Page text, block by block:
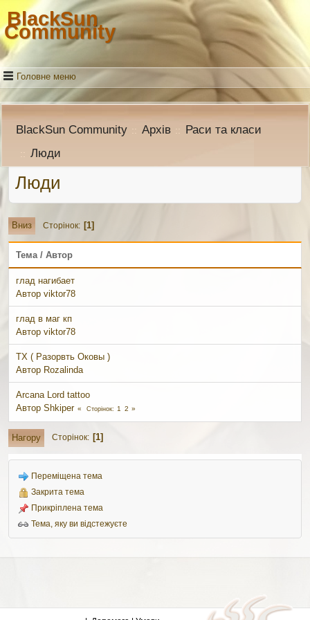
BlackSun
Community
Головне меню
BlackSun Community :: Архів :: Раси та класи
:: Люди
Люди
Вниз Сторінок 1
Тема/ Автор
глад нагибает
Автор viktor78
глад в маг кп
Автор viktor78
ТХ ( Разорвть Оковы )
Автор Rozalinda
Arcana Lord tattoo
Автор Shkiper Сторінок 1 2
Нагору Сторінок 1
Переміщена тема
Закрита тема
Прикріплена тема
Тема, яку ви відстежуєте